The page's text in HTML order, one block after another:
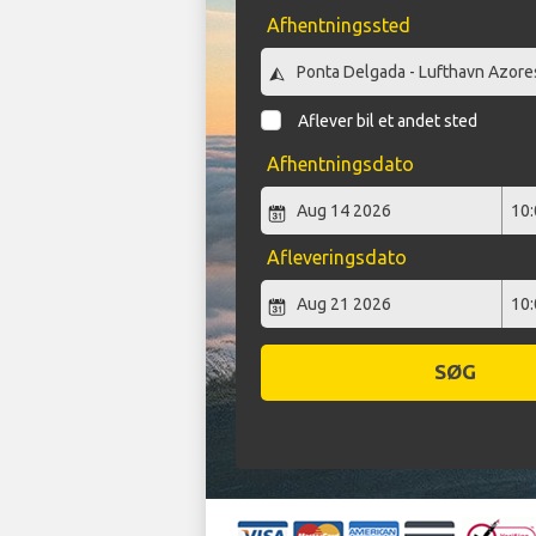
Afhentningssted
Aflever bil et andet sted
Afhentningsdato
Afleveringsdato
SØG